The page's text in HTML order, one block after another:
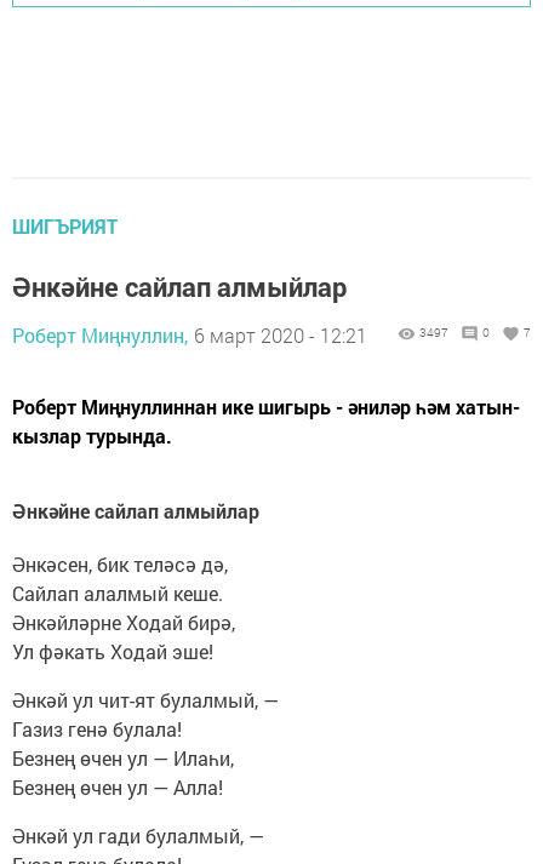
ШИГЪРИЯТ
Әнкәйне сайлап алмыйлар
Роберт Миңнуллин, 6 март 2020 - 12:21 3497 0 7
Роберт Миңнуллиннан ике шигырь - әниләр һәм хатын-
кызлар турында.
Әнкәйне сайлап алмыйлар
Әнкәсен, бик теләсә дә,
Сайлап алалмый кеше.
Әнкәйләрне Ходай бирә,
Ул фәкать Ходай эше!
Әнкәй ул чит-ят булалмый, —
Газиз генә булала!
Безнең өчен ул — Илаһи,
Безнең өчен ул — Алла!
Әнкәй ул гади булалмый, —